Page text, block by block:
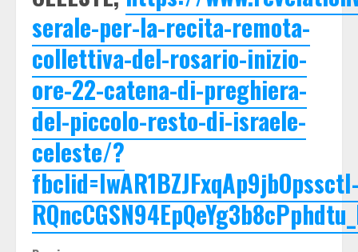
serale-per-la-recita-remota-
collettiva-del-rosario-inizio-
ore-22-catena-di-preghiera-
del-piccolo-resto-di-israele-
celeste/?